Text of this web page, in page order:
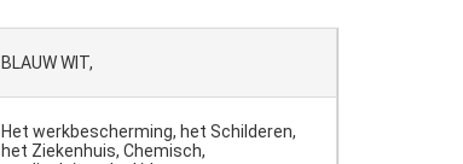
BLAUW WIT,
Het werkbescherming, het Schilderen,
het Ziekenhuis, Chemisch,